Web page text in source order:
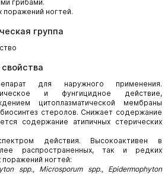
грибами.
поражений ногтей.
группа
для наружного применения.
и фунгицидное действие,
цитоплазматической мембраны
стеролов. Снижает содержание
содержание атипичных стерических
действия. Высокоактивен в
распространенных, так и редких
ногтей:
spp., Microsporum spp., Epidermophyton